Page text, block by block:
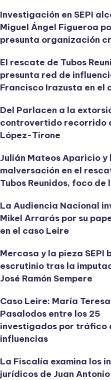
Investigación en SEPI
Miguel Ángel Figueroa
presunta organización
El rescate de Tubos
presunta red de
Francisco Irazusta en el
Del Parlacen a la
controvertido recorrido
López-Tirone
Julián Mateos Aparicio y
malversación en el
Tubos Reunidos, foco de
La Audiencia Nacional
Mikel Arrarás por su
en el caso Leire
Mercasa y la pieza SEPI
escrutinio tras la
José Ramón Sempere
Caso Leire: María
Pasalodos entre los 25
investigados por tráfico
influencias
La Fiscalía examina los
jurídicos de Juan